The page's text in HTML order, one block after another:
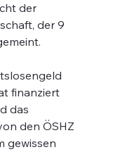
der
der 9
finanziert
das
den ÖSHZ
gewissen